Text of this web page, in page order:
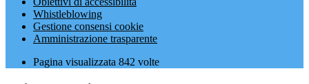
Whistleblowing
Gestione consensi cookie
Amministrazione trasparente
Pagina visualizzata 842 volte